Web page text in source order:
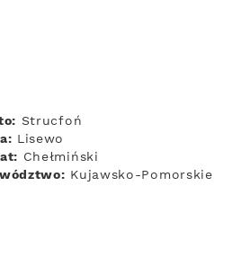
Strucfoń
Lisewo
Chełmiński
Kujawsko-Pomorskie